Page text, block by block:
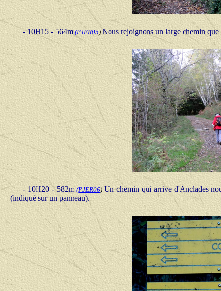
- 10H15 - 564m(PJER05) Nous rejoignons un large chemin
- 10H20 - 582m(PJER06)Un chemin qui arrive d'Anclades
(indiqué sur un panneau).